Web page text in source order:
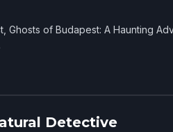
of Budapest: A Haunting
Detective